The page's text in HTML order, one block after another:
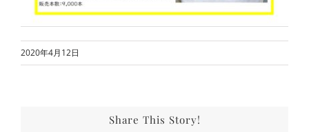
2020年4月12日
Share This Story!